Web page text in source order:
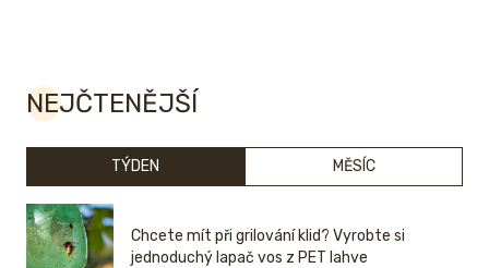
NEJČTENĚJŠÍ
TÝDEN MĚSÍC
Chcete mít při grilování klid? Vyrobte si
jednoduchý lapač vos z PET lahve